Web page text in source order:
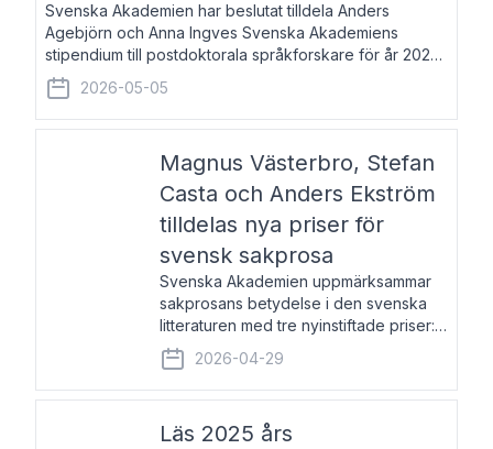
Svenska Akademien har beslutat tilldela Anders
Agebjörn och Anna Ingves Svenska Akademiens
stipendium till postdoktorala språkforskare för år 2026.
Stipendiebeloppet är 75 000 kronor per mottagare.
Anders Agebjörn, född 1984, är universitet
2026-05-05
Magnus Västerbro, Stefan
Casta och Anders Ekström
tilldelas nya priser för
svensk sakprosa
Svenska Akademien uppmärksammar
sakprosans betydelse i den svenska
litteraturen med tre nyinstiftade priser:
Svenska Akademiens pris till
framstående författare av svensk
sakprosa som i år går till Magnus
2026-04-29
Läs 2025 års